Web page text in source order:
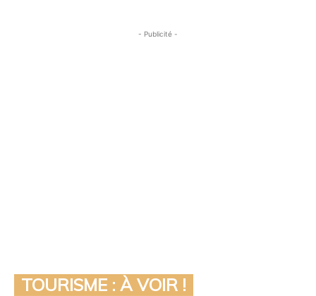
- Publicité -
TOURISME : À VOIR !